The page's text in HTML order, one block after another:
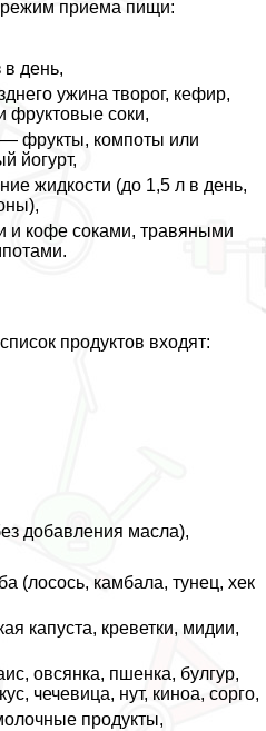
режим приема пищи:
в день,
ужина творог, кефир,
соки,
— фрукты, компоты или
йогурт,
жидкости (до 1,5 л в день,
и кофе соками, травяными
продуктов входят:
добавления масла),
(лосось, камбала, тунец, хек
капуста, креветки, мидии,
овсянка, пшенка, булгур,
чечевица, нут, киноа, сорго,
продукты,